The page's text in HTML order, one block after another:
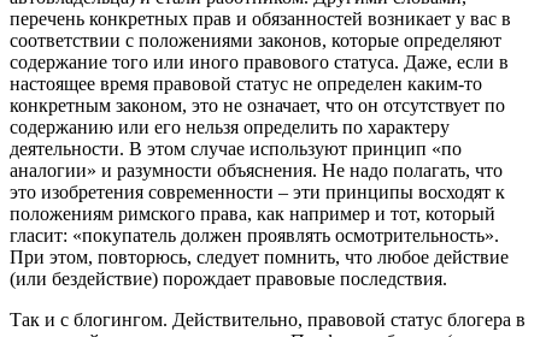
перечень конкретных прав и обязанностей возникает у вас в
соответствии с положениями законов, которые определяют
содержание того или иного правового статуса. Даже, если в
настоящее время правовой статус не определен каким-то
конкретным законом, это не означает, что он отсутствует по
содержанию или его нельзя определить по характеру
деятельности. В этом случае используют принцип «по
аналогии» и разумности объяснения. Не надо полагать, что
это изобретения современности – эти принципы восходят к
положениям римского права, как например и тот, который
гласит: «покупатель должен проявлять осмотрительность».
При этом, повторюсь, следует помнить, что любое действие
(или бездействие) порождает правовые последствия.
Так и с блогингом. Действительно, правовой статус блогера в